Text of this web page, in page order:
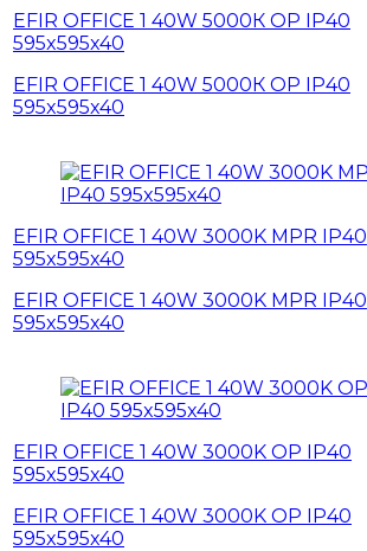
EFIR OFFICE 1 40W 5000К OP IP40
595x595x40
EFIR OFFICE 1 40W 5000К OP IP40
595x595x40
EFIR OFFICE 1 40W 3000K MPR IP40
595x595x40
EFIR OFFICE 1 40W 3000K MPR IP40
595x595x40
EFIR OFFICE 1 40W 3000K OP IP40
595x595x40
EFIR OFFICE 1 40W 3000K OP IP40
595x595x40